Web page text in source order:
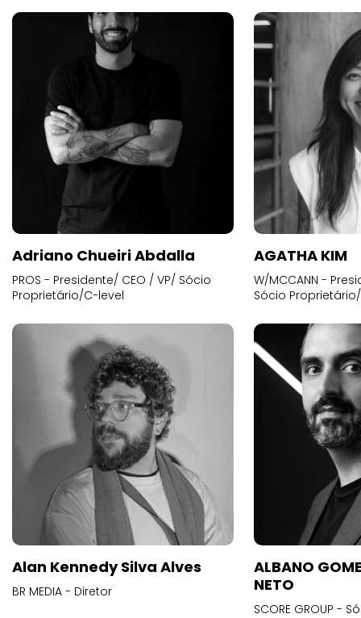
Adriano Chueiri Abdalla
PROS - Presidente/ CEO / VP/ Sócio
Proprietário/C-level
AGATHA KIM
W/MCCANN -
Sócio
Alan Kennedy Silva Alves
BR MEDIA - Diretor
ALBANO
NETO
SCORE GROUP -